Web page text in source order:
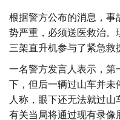
根据警方公布的消息，
势严重，必须送医救治
三架直升机参与了紧急救
一名警方发言人表示，
下，但后一辆过山车并
人称，眼下还无法就过山
有关当局将通过现有录像